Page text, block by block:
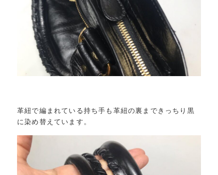
革紐で編まれている持ち手も革紐の裏まできっちり黒
に染め替えています。